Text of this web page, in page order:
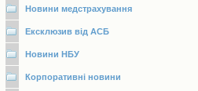
Новини медстрахування
Ексклюзив від АСБ
Новини НБУ
Корпоративні новини